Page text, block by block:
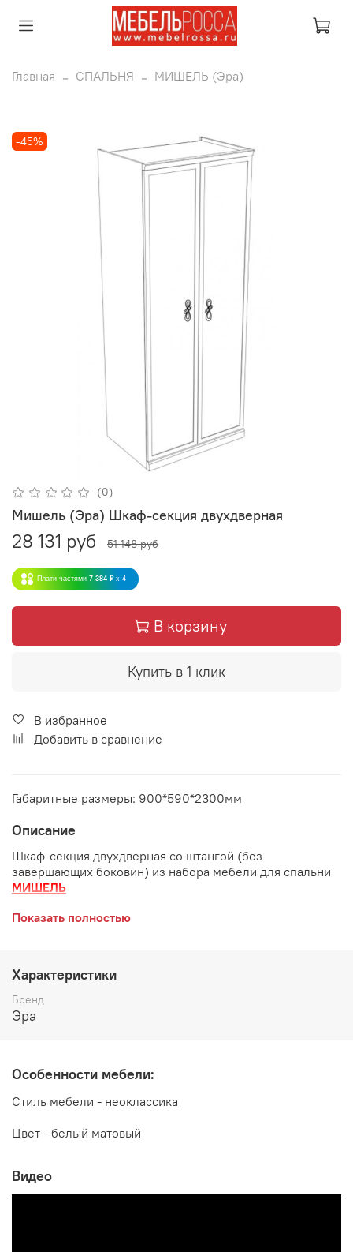
Главная СПАЛЬНЯ МИШЕЛЬ (Эра)
-45%
(0)
Мишель (Эра) Шкаф-секция двухдверная
28 131 руб 51 148 руб
Плати частями 7 384 ₽ x 4
В корзину
Купить в 1 клик
В избранное
Добавить в сравнение
Габаритные размеры: 900*590*2300мм
Описание
Шкаф-секция двухдверная со штангой (без
завершающих боковин) из набора мебели для спальни
МИШЕЛЬ
Габаритные размеры:
глубина 590 мм
высота 2300 мм
Показать полностью
Характеристики
Бренд
Эра
Особенности мебели:
Стиль мебели - неоклассика
Цвет - белый матовый
Видео